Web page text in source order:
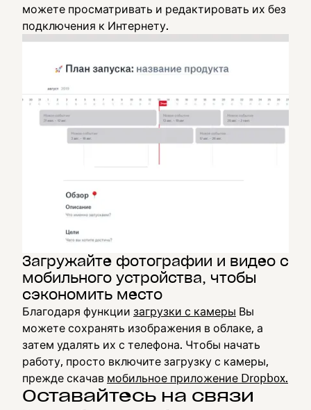
можете просматривать и редактировать их без
подключения к Интернету.
Загружайте фотографии и видео с
мобильного устройства, чтобы
сэкономить место
Благодаря функции загрузки с камеры Вы
можете сохранять изображения в облаке, а
затем удалять их с телефона. Чтобы начать
работу, просто включите загрузку с камеры,
прежде скачав мобильное приложение Dropbox.
Оставайтесь на связи